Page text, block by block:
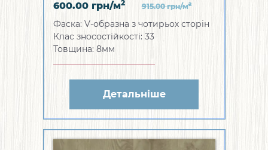
600.00 грн/м2 915.00грн/м2
Фаска: V-образна з чотирьох сторін
Клас зносостійкості: 33
Товщина: 8мм
Детальніше